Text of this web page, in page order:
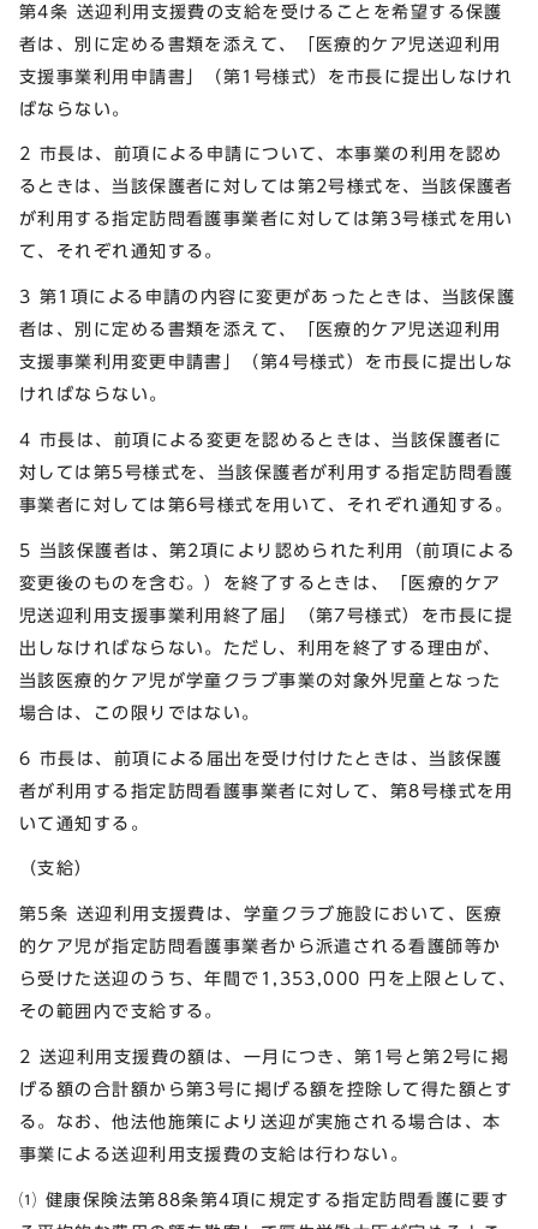
第4条 送迎利用支援費の支給を受けることを希望する保護
者は、別に定める書類を添えて、「医療的ケア児送迎利用
支援事業利用申請書」（第1号様式）を市長に提出しなけれ
ばならない。
2 市長は、前項による申請について、本事業の利用を認め
るときは、当該保護者に対しては第2号様式を、当該保護者
が利用する指定訪問看護事業者に対しては第3号様式を用い
て、それぞれ通知する。
3 第1項による申請の内容に変更があったときは、当該保護
者は、別に定める書類を添えて、「医療的ケア児送迎利用
支援事業利用変更申請書」（第4号様式）を市長に提出しな
ければならない。
4 市長は、前項による変更を認めるときは、当該保護者に
対しては第5号様式を、当該保護者が利用する指定訪問看護
事業者に対しては第6号様式を用いて、それぞれ通知する。
5 当該保護者は、第2項により認められた利用（前項による
変更後のものを含む。）を終了するときは、「医療的ケア
児送迎利用支援事業利用終了届」（第7号様式）を市長に提
出しなければならない。ただし、利用を終了する理由が、
当該医療的ケア児が学童クラブ事業の対象外児童となった
場合は、この限りではない。
6 市長は、前項による届出を受け付けたときは、当該保護
者が利用する指定訪問看護事業者に対して、第8号様式を用
いて通知する。
（支給）
第5条 送迎利用支援費は、学童クラブ施設において、医療
的ケア児が指定訪問看護事業者から派遣される看護師等か
ら受けた送迎のうち、年間で1,353,000 円を上限として、
その範囲内で支給する。
2 送迎利用支援費の額は、一月につき、第1号と第2号に掲
げる額の合計額から第3号に掲げる額を控除して得た額とす
る。なお、他法他施策により送迎が実施される場合は、本
事業による送迎利用支援費の支給は行わない。
⑴ 健康保険法第88条第4項に規定する指定訪問看護に要す